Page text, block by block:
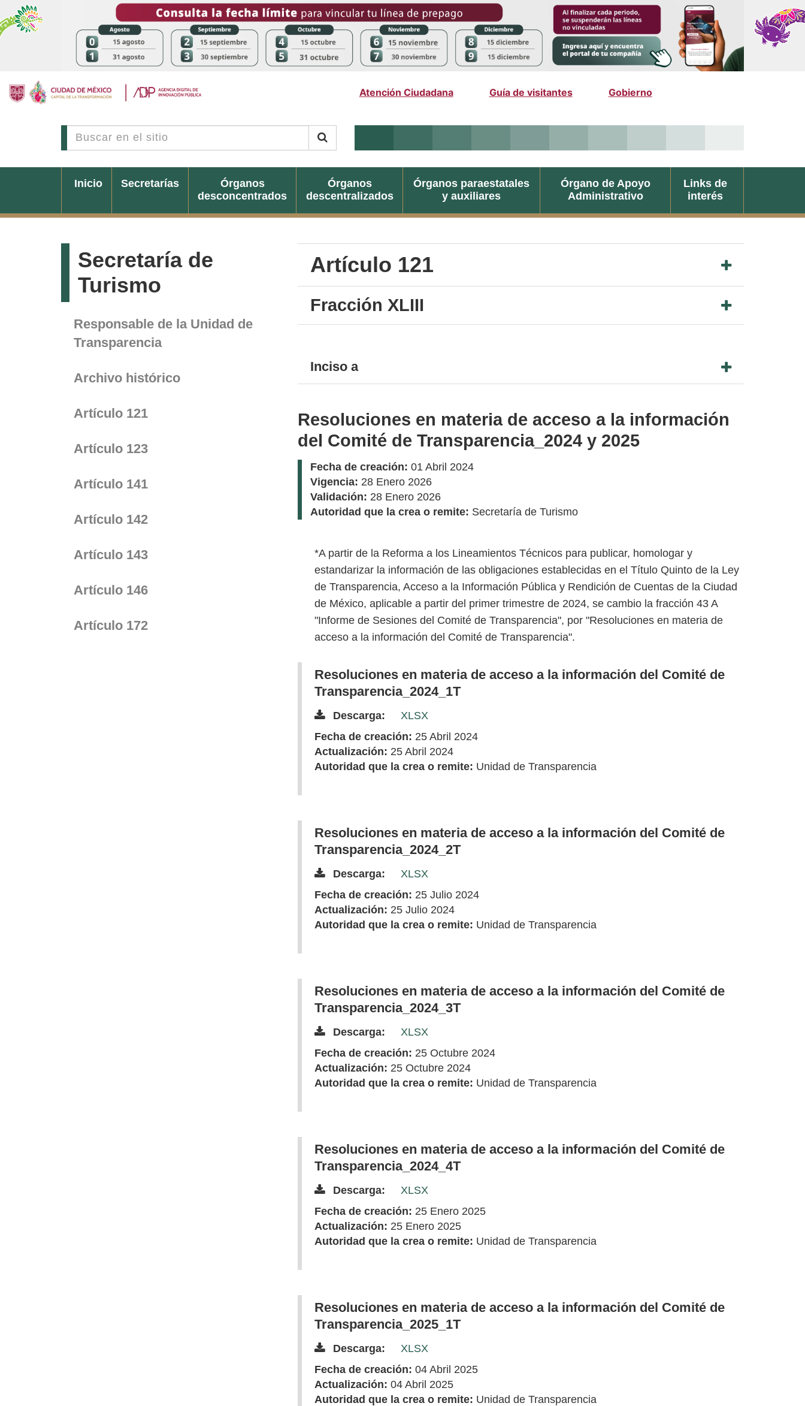
Inicio Secretarías
Órganos
desconcentrados
Órganos
descentralizados
Órganos paraestatales
y auxiliares
Órgano de Apoyo
Administrativo
Links de
interés
Secretaría de
Turismo
Responsable de la Unidad de
Transparencia
Archivo histórico
Artículo 121
Artículo 123
Artículo 141
Artículo 142
Artículo 143
Artículo 146
Artículo 172
Artículo 121
Fracción XLIII
Inciso a
Resoluciones en materia de acceso a la información
del Comité de Transparencia_2024 y 2025
Fecha de creación: 01 Abril 2024
Vigencia: 28 Enero 2026
Validación: 28 Enero 2026
Autoridad que la crea o remite: Secretaría de Turismo
*A partir de la Reforma a los Lineamientos Técnicos para publicar, homologar y
estandarizar la información de las obligaciones establecidas en el Título Quinto de la Ley
de Transparencia, Acceso a la Información Pública y Rendición de Cuentas de la Ciudad
de México, aplicable a partir del primer trimestre de 2024, se cambio la fracción 43 A
"Informe de Sesiones del Comité de Transparencia", por "Resoluciones en materia de
acceso a la información del Comité de Transparencia".
Resoluciones en materia de acceso a la información del Comité de
Transparencia_2024_1T
Descarga:
XLSX
Fecha de creación: 25 Abril 2024
Actualización: 25 Abril 2024
Autoridad que la crea o remite: Unidad de Transparencia
Resoluciones en materia de acceso a la información del Comité de
Transparencia_2024_2T
Descarga:
XLSX
Fecha de creación: 25 Julio 2024
Actualización: 25 Julio 2024
Autoridad que la crea o remite: Unidad de Transparencia
Resoluciones en materia de acceso a la información del Comité de
Transparencia_2024_3T
Descarga:
XLSX
Fecha de creación: 25 Octubre 2024
Actualización: 25 Octubre 2024
Autoridad que la crea o remite: Unidad de Transparencia
Resoluciones en materia de acceso a la información del Comité de
Transparencia_2024_4T
Descarga:
XLSX
Fecha de creación: 25 Enero 2025
Actualización: 25 Enero 2025
Autoridad que la crea o remite: Unidad de Transparencia
Resoluciones en materia de acceso a la información del Comité de
Transparencia_2025_1T
Descarga:
XLSX
Fecha de creación: 04 Abril 2025
Actualización: 04 Abril 2025
Autoridad que la crea o remite: Unidad de Transparencia